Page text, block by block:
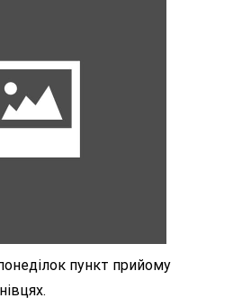
пункт прийому